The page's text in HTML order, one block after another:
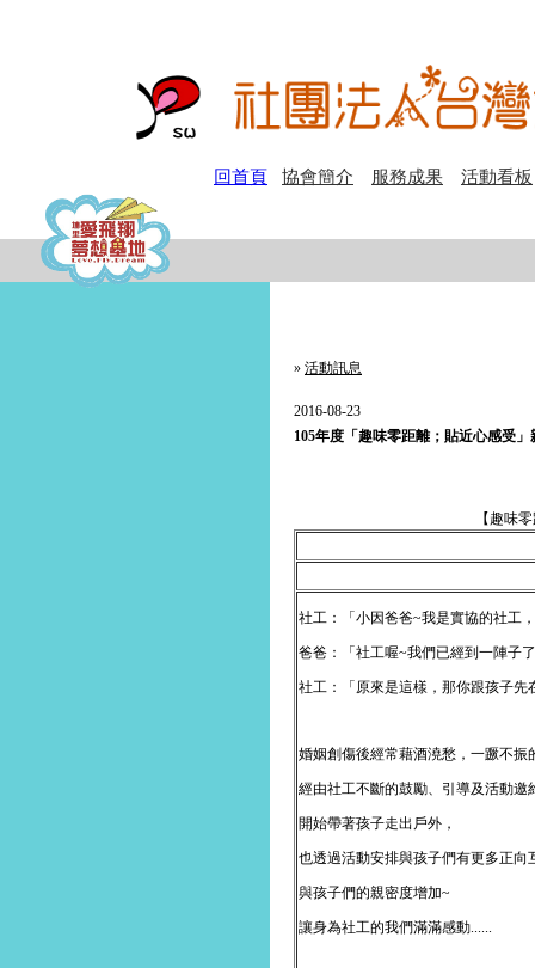
回首頁 協會簡介 服務成果 活動看板
» 活動訊息
2016-08-23
105年度「趣味零距離；貼近心感受
【趣味
社工：「小因爸爸~我是實協的社工
爸爸：「社工喔~我們已經到一陣子
社工：「原來是這樣，那你跟孩子先
婚姻創傷後經常藉酒澆愁，一蹶不振
經由社工不斷的鼓勵、引導及活動邀
開始帶著孩子走出戶外，
也透過活動安排與孩子們有更多正向
與孩子們的親密度增加~
讓身為社工的我們滿滿感動......